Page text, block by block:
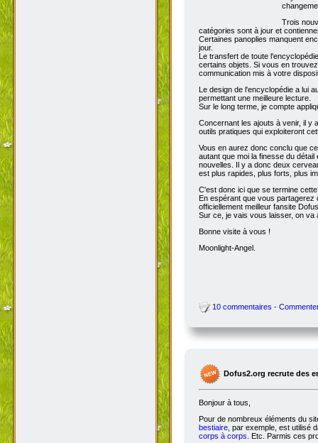
Trois
catégories sont à jour et
Certaines panoplies manquent
jour.
Le transfert de toute
certains objets. Si vous en
communication mis à votre
Le design de l'encyclopédie a lui
permettant une meilleure lecture.
Sur le long terme, je compte
Concernant les ajouts à venir, il y
outils pratiques qui exploiteront
Vous en aurez donc conclu que
autant que moi la finesse du
nouvelles. Il y a donc deux
est plus rapides, plus forts, plus
C'est donc ici que se termine
En espérant que vous
officiellement meilleur fansite
Sur ce, je vais vous laisser, on va
Bonne visite à vous !
Moonlight-Angel.
10 commentaires -
Dofus2.org recrute des
Bonjour à tous,
Pour de nombreux éléments du
bestiaire, par exemple, est utilisé
corps à corps. Etc. Parmis ces